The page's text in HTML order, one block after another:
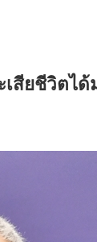
กิจ ดันไทยโตเต็ม
งเฝ้าระวัง หลัง
สียชีวิตได้